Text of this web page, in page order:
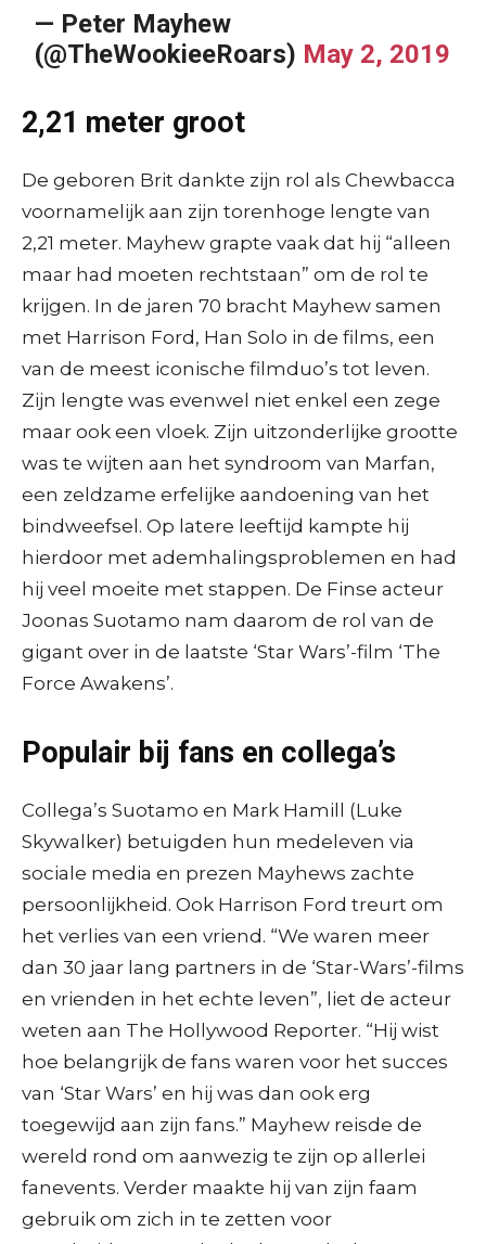
— Peter Mayhew
(@TheWookieeRoars) May 2, 2019
2,21 meter groot
De geboren Brit dankte zijn rol als Chewbacca
voornamelijk aan zijn torenhoge lengte van
2,21 meter. Mayhew grapte vaak dat hij “alleen
maar had moeten rechtstaan” om de rol te
krijgen. In de jaren 70 bracht Mayhew samen
met Harrison Ford, Han Solo in de films, een
van de meest iconische filmduo’s tot leven.
Zijn lengte was evenwel niet enkel een zege
maar ook een vloek. Zijn uitzonderlijke grootte
was te wijten aan het syndroom van Marfan,
een zeldzame erfelijke aandoening van het
bindweefsel. Op latere leeftijd kampte hij
hierdoor met ademhalingsproblemen en had
hij veel moeite met stappen. De Finse acteur
Joonas Suotamo nam daarom de rol van de
gigant over in de laatste ‘Star Wars’-film ‘The
Force Awakens’.
Populair bij fans en collega’s
Collega’s Suotamo en Mark Hamill (Luke
Skywalker) betuigden hun medeleven via
sociale media en prezen Mayhews zachte
persoonlijkheid. Ook Harrison Ford treurt om
het verlies van een vriend. “We waren meer
dan 30 jaar lang partners in de ‘Star-Wars’-films
en vrienden in het echte leven”, liet de acteur
weten aan The Hollywood Reporter. “Hij wist
hoe belangrijk de fans waren voor het succes
van ‘Star Wars’ en hij was dan ook erg
toegewijd aan zijn fans.” Mayhew reisde de
wereld rond om aanwezig te zijn op allerlei
fanevents. Verder maakte hij van zijn faam
gebruik om zich in te zetten voor